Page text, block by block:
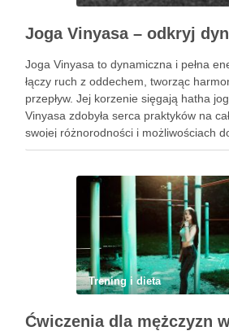
Joga Vinyasa to dynamiczna i pełna
łączy ruch z oddechem, tworząc
przepływ. Jej korzenie sięgają hatha
Vinyasa zdobyła serca praktyków na
swojej różnorodności i możliwościach
praktyce każdy ruch jest
Trening i dieta